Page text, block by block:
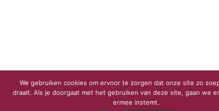
We gebruiken cookies om ervoor te zorgen dat onze site zo
draait. Als je doorgaat met het gebruiken van deze site, gaan we
ermee instemt.